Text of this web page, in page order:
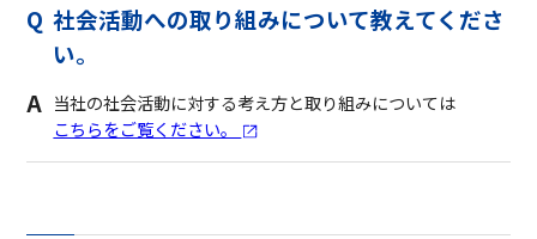
社会活動への取り組みについて教えてくださ
い。
当社の社会活動に対する考え方と取り組みについては
こちらをご覧ください。